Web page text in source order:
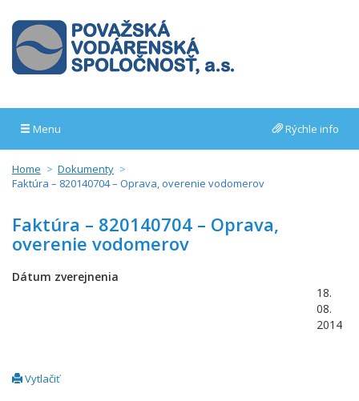
Menu Rýchle info
Home
Dokumenty
Faktúra – 820140704 – Oprava, overenie vodomerov
Faktúra – 820140704 – Oprava,
overenie vodomerov
Dátum zverejnenia
18.
08.
2014
Vytlačiť